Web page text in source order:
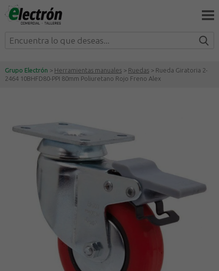
Grupo Electrón > Herramientas manuales > Ruedas > Rueda Giratoria 2-
2464 10BHFD80-PPI 80mm Poliuretano Rojo Freno Alex